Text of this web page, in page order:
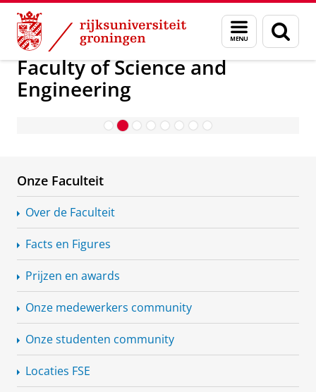
Skip
Content
Skip
Navigation
Menu
en
zoeken
Over ons Faculty of Science and Engineering
Faculty of Science and
Engineering
ENW-Ms voor nieuwe quantum-
materialen en laser-C-14-metingen
Onze Faculteit
Over de Faculteit
Facts en Figures
Prijzen en awards
Onze medewerkers community
Onze studenten community
Locaties FSE